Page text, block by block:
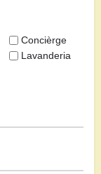
Concièrge
Lavanderia